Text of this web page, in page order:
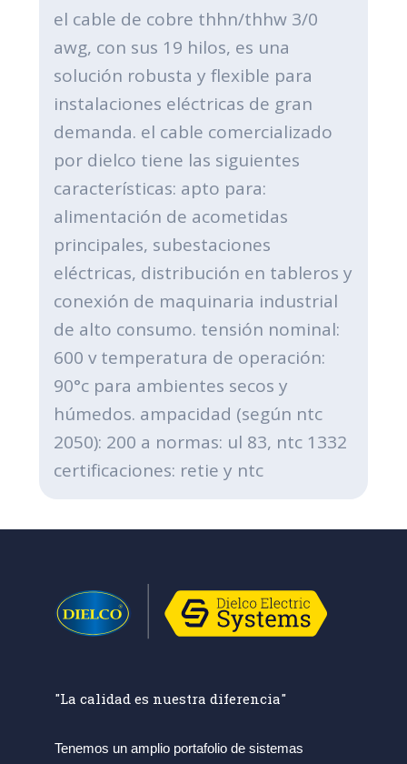
el cable de cobre thhn/thhw 3/0
awg, con sus 19 hilos, es una
solución robusta y flexible para
instalaciones eléctricas de gran
demanda. el cable comercializado
por dielco tiene las siguientes
características: apto para:
alimentación de acometidas
principales, subestaciones
eléctricas, distribución en tableros y
conexión de maquinaria industrial
de alto consumo. tensión nominal:
600 v temperatura de operación:
90°c para ambientes secos y
húmedos. ampacidad (según ntc
2050): 200 a normas: ul 83, ntc 1332
certificaciones: retie y ntc
"La calidad es nuestra diferencia"
Tenemos un amplio portafolio de sistemas